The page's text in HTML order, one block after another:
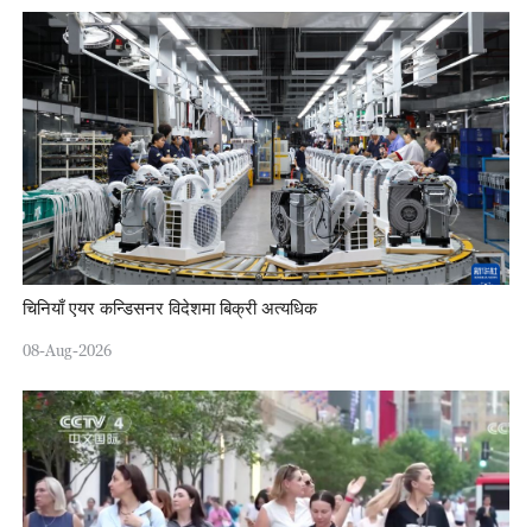
चिनियाँ एयर कन्डिसनर विदेशमा बिक्री अत्यधिक
08-Aug-2026